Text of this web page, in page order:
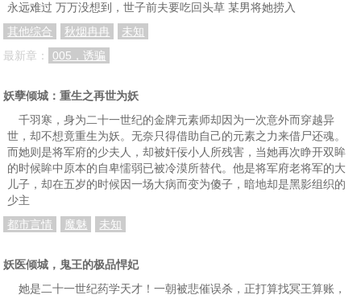
永远难过 万万没想到，世子前夫要吃回头草 某男将她捞入
其他综合
秋烟冉冉
未知
最新章：
005，诱骗
妖孽倾城：重生之再世为妖
千羽寒，身为二十一世纪的金牌元素师却因为一次意外而穿越异
世，却不想竟重生为妖。无奈只得借助自己的元素之力来借尸还魂。
而她则是将军府的少夫人，却被奸佞小人所残害，当她再次睁开双眸
的时候眸中原本的自卑懦弱已被冷漠所替代。他是将军府老将军的大
儿子，却在五岁的时候因一场大病而变为傻子，暗地却是黑影组织的
少主
都市言情
魔魅 未知
妖医倾城，鬼王的极品悍妃
她是二十一世纪药学天才！一朝被悲催误杀，正打算找冥王算账，